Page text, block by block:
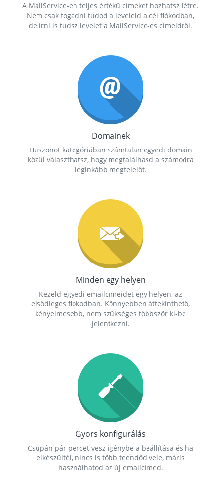
A MailService-en teljes értékű címeket hozhatsz létre.
Nem csak fogadni tudod a leveleid a cél fiókodban,
de írni is tudsz levelet a MailService-es címeidről.
Domainek
Huszonöt kategóriában számtalan egyedi domain
közül választhatsz, hogy megtalálhasd a számodra
leginkább megfelelőt.
Minden egy helyen
Kezeld egyedi emailcímeidet egy helyen, az
elsődleges fiókodban. Könnyebben áttekinthető,
kényelmesebb, nem szükséges többször ki-be
jelentkezni.
Gyors konfigurálás
Csupán pár percet vesz igénybe a beállítása és ha
elkészültél, nincs is több teendőd vele, máris
használhatod az új emailcímed.